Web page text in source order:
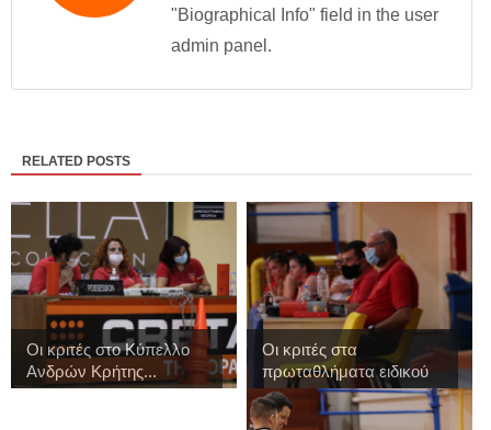
"Biographical Info" field in the user
admin panel.
RELATED POSTS
Οι κριτές στο Κύπελλο
Ανδρών Κρήτης...
Οι κριτές στα
πρωταθλήματα ειδικού
...